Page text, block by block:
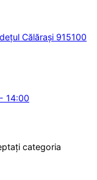
Călărași 915100
14:00
categoria